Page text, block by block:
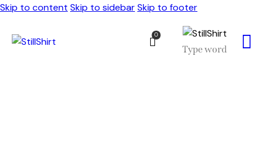
Skip to content Skip to sidebarSkip to footer
0